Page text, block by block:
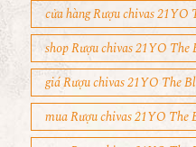
cửa hàng Rượu chivas 21YO
shop Rượu chivas 21YO The
giá Rượu chivas 21YO The
mua Rượu chivas 21YO The